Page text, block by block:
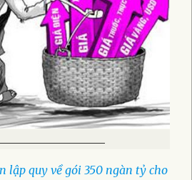
lập quy về gói 350 ngàn tỷ cho